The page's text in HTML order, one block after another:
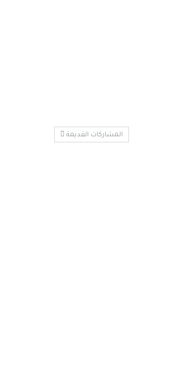
المشاركات القديمة